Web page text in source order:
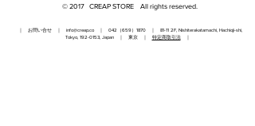
© 2017 CREAP STORE All rights reserved.
｜ お問い合せ ｜ info@creap.co｜ 042（659）1870 ｜ 81-11 2F, Nishiterakatamachi, Hachioji-shi,
Tokyo, 192-0153, Japan ｜ 東京 ｜ 特定商取引法｜